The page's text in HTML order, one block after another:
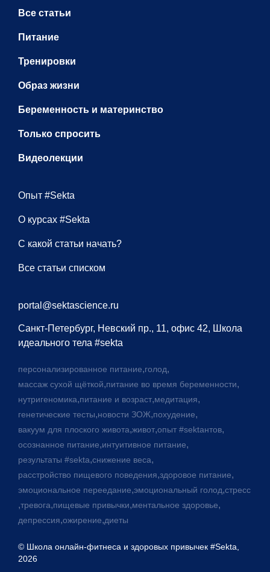
Все статьи
Питание
Тренировки
Образ жизни
Беременность и материнство
Только спросить
Видеолекции
Опыт #Sekta
О курсах #Sekta
С какой статьи начать?
Все статьи списком
portal@sektascience.ru
Санкт-Петербург, Невский пр., 11, офис 42, Школа
идеального тела #sekta
персонализированное питание,голод,
массаж сухой щёткой,питание во время беременности,
нутригеномика,питание и возраст,медитация,
генетические тесты,новости ЗОЖ,похудение,
вакуум для плоского живота,живот,опыт #sektaнтов,
осознанное питание,интуитивное питание,
результаты #sekta,снижение веса,
расстройство пищевого поведения,здоровое питание,
эмоциональное переедание,эмоциональный голод,стресс
,тревога,пищевые привычки,ментальное здоровье,
депрессия,ожирение,диеты
© Школа онлайн-фитнеса и здоровых привычек #Sekta,
2026